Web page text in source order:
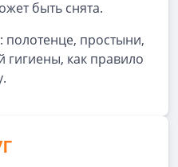
быть снята.
простыни,
гигиены, как правило